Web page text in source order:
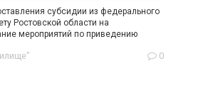
субсидии из федерального
Ростовской области на
мероприятий по приведению
0